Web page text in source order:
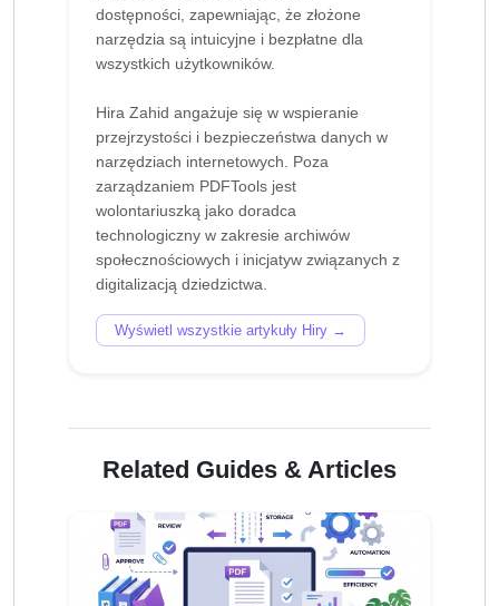
dostępności, zapewniając, że złożone
narzędzia są intuicyjne i bezpłatne dla
wszystkich użytkowników.
Hira Zahid angażuje się w wspieranie
przejrzystości i bezpieczeństwa danych w
narzędziach internetowych. Poza
zarządzaniem PDFTools jest
wolontariuszką jako doradca
technologiczny w zakresie archiwów
społecznościowych i inicjatyw związanych z
Wyświetl wszystkie artykuły Hiry →
Related Guides & Articles